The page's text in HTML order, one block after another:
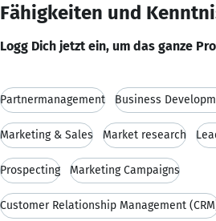
Fähigkeiten und
Logg Dich jetzt ein, um das ganze
Partnermanagement Business
Marketing & Sales Market research
Prospecting Marketing Campaigns
Customer Relationship Management